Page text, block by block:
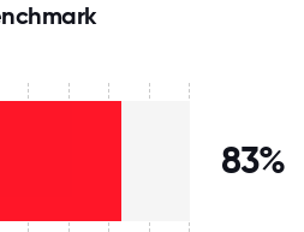
83%